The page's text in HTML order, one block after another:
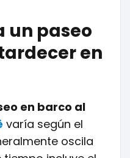
un paseo
en
en barco al
varía según el
oscila